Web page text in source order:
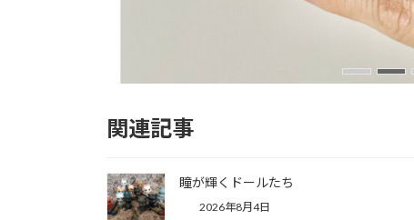
関連記事
瞳が輝くドールたち
2026年8月4日